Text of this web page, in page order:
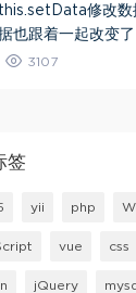
修改数
也跟着一起改变了
3107
签
yii php
vue css
jQuery